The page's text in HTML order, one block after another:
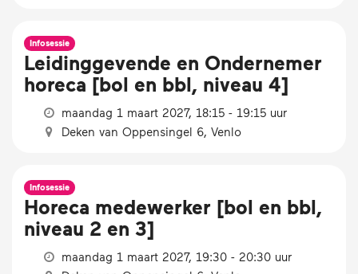
Infosessie
Leidinggevende en Ondernemer
horeca [bol en bbl, niveau 4]
maandag 1 maart 2027, 18:15 - 19:15 uur
Deken van Oppensingel 6, Venlo
Infosessie
Horeca medewerker [bol en bbl,
niveau 2 en 3]
maandag 1 maart 2027, 19:30 - 20:30 uur